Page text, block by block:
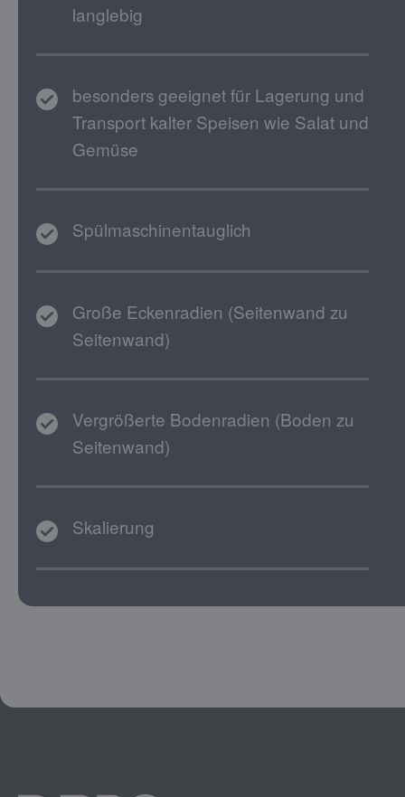
langlebig
besonders geeignet für Lagerung und
Transport kalter Speisen wie Salat und
Gemüse
Spülmaschinentauglich
Große Eckenradien (Seitenwand zu
Seitenwand)
Vergrößerte Bodenradien (Boden zu
Seitenwand)
Skalierung